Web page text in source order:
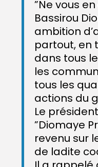
”Ne vous
Bassirou
ambition
partout, en
dans tous
les
tous les
actions du
Le
”Diomaye
revenu sur
de ladite